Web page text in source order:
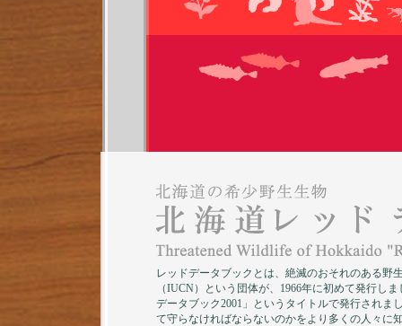
レッドデータブックとは、絶滅のおそれのある野
（IUCN）という団体が、1966年に初めて発行
データブック2001」というタイトルで発行されま
て守らなければならないのかをより多くの人々に